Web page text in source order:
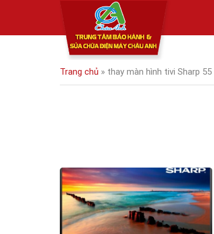
content
Trang chủ » thay màn hình tivi Sharp